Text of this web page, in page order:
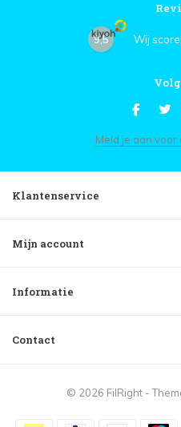
9,5 Wij
Meld je aan
Klantenservice
Mijn account
Informatie
Contact
© 2026 FilRight -